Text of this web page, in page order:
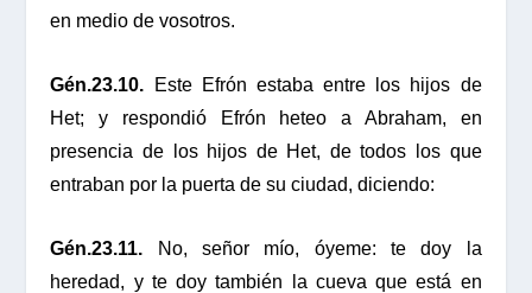
en medio de vosotros.
Gén.23.10. Este Efrón estaba entre los hijos de
Het; y respondió Efrón heteo a Abraham, en
presencia de los hijos de Het, de todos los que
entraban por la puerta de su ciudad, diciendo:
Gén.23.11. No, señor mío, óyeme: te doy la
heredad, y te doy también la cueva que está en